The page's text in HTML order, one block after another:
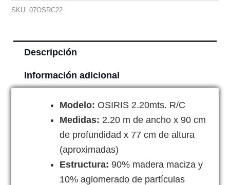
SKU:07OSRC22
Descripción
Información adicional
Modelo: OSIRIS 2.20mts. R/C
Medidas: 2.20 m de ancho x 90 cm
de profundidad x 77 cm de altura
(aproximadas)
Estructura: 90% madera maciza y
10% aglomerado de partículas